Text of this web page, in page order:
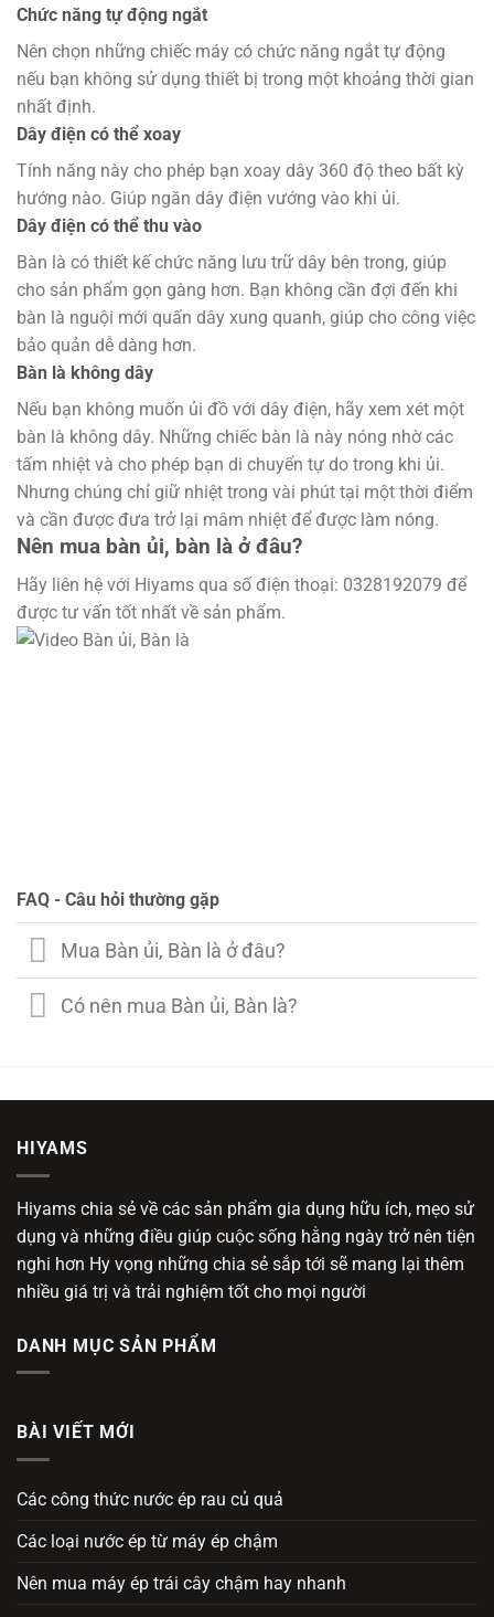
Chức năng tự động ngắt
Nên chọn những chiếc máy có chức năng ngắt tự động
nếu bạn không sử dụng thiết bị trong một khoảng thời gian
nhất định.
Dây điện có thể xoay
Tính năng này cho phép bạn xoay dây 360 độ theo bất kỳ
hướng nào. Giúp ngăn dây điện vướng vào khi ủi.
Dây điện có thể thu vào
Bàn là có thiết kế chức năng lưu trữ dây bên trong, giúp
cho sản phẩm gọn gàng hơn. Bạn không cần đợi đến khi
bàn là nguội mới quấn dây xung quanh, giúp cho công việc
bảo quản dễ dàng hơn.
Bàn là không dây
Nếu bạn không muốn ủi đồ với dây điện, hãy xem xét một
bàn là không dây. Những chiếc bàn là này nóng nhờ các
tấm nhiệt và cho phép bạn di chuyển tự do trong khi ủi.
Nhưng chúng chỉ giữ nhiệt trong vài phút tại một thời điểm
và cần được đưa trở lại mâm nhiệt để được làm nóng.
Nên mua bàn ủi, bàn là ở đâu?
Hãy liên hệ với Hiyams qua số điện thoại: 0328192079 để
được tư vấn tốt nhất về sản phẩm.
FAQ - Câu hỏi thường gặp
Mua Bàn ủi, Bàn là ở đâu?
Có nên mua Bàn ủi, Bàn là?
HIYAMS
Hiyams chia sẻ về các sản phẩm gia dụng hữu ích, mẹo sử
dụng và những điều giúp cuộc sống hằng ngày trở nên tiện
nghi hơn Hy vọng những chia sẻ sắp tới sẽ mang lại thêm
nhiều giá trị và trải nghiệm tốt cho mọi người
DANH MỤC SẢN PHẨM
BÀI VIẾT MỚI
Các công thức nước ép rau củ quả
Các loại nước ép từ máy ép chậm
Nên mua máy ép trái cây chậm hay nhanh